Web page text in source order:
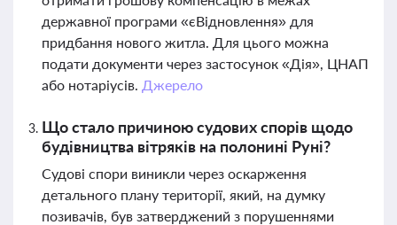
державної програми «єВідновлення» для
придбання нового житла. Для цього можна
подати документи через застосунок «Дія», ЦНАП
або нотаріусів. Джерело
Що стало причиною судових спорів щодо
будівництва вітряків на полонині Руні?
Судові спори виникли через оскарження
детального плану території, який, на думку
позивачів, був затверджений з порушеннями